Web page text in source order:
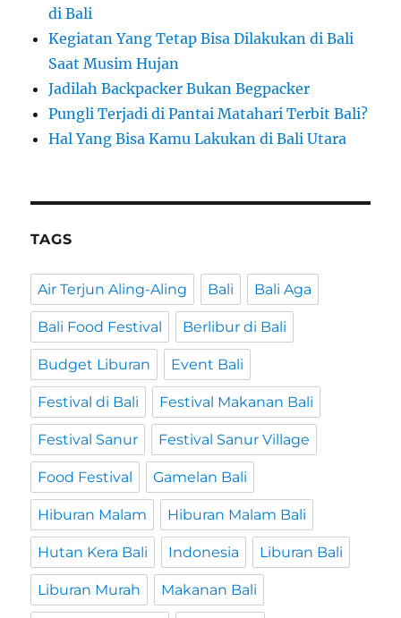
di Bali
Kegiatan Yang Tetap Bisa Dilakukan di Bali
Saat Musim Hujan
Jadilah Backpacker Bukan Begpacker
Pungli Terjadi di Pantai Matahari Terbit Bali?
Hal Yang Bisa Kamu Lakukan di Bali Utara
TAGS
Air Terjun Aling-Aling Bali Bali Aga
Bali Food Festival Berlibur di Bali
Budget Liburan Event Bali
Festival di Bali Festival Makanan Bali
Festival Sanur Festival Sanur Village
Food Festival Gamelan Bali
Hiburan Malam Hiburan Malam Bali
Hutan Kera Bali Indonesia Liburan Bali
Liburan Murah Makanan Bali